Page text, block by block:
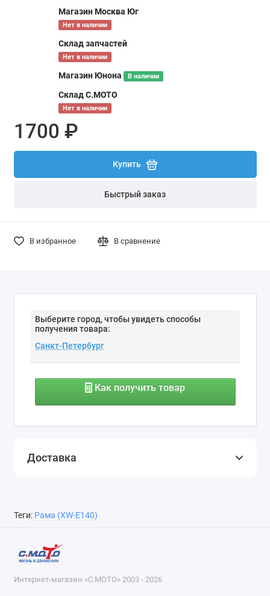
Магазин Москва Юг
Нет в наличии
Склад запчастей
Нет в наличии
Магазин Юнона В наличии
Склад С.МОТО
Нет в наличии
1700 ₽
Купить
Быстрый заказ
В избранное В сравнение
Выберите город, чтобы увидеть способы
получения товара:
Как получить товар
Доставка
Теги: Рама (XW-E140)
Интернет-магазин «С.МОТО» 2003 - 2026